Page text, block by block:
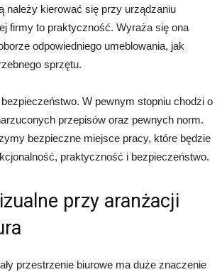
należy kierować się przy urządzaniu
firmy to praktyczność. Wyraża się ona
odpowiedniego umeblowania, jak
sprzętu.
W pewnym stopniu chodzi o
przepisów oraz pewnych norm.
bezpieczne miejsce pracy, które będzie
praktyczność i bezpieczeństwo.
przy aranżacji
przestrzenie biurowe ma duże znaczenie